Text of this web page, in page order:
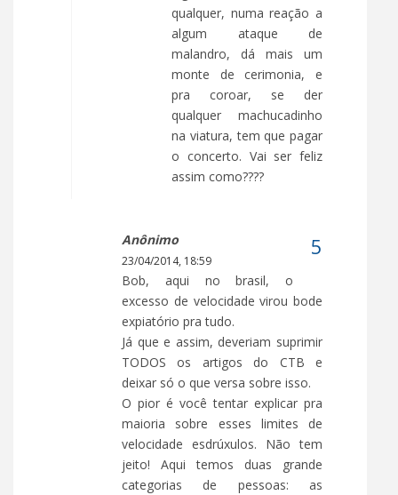
qualquer, numa reação a
algum ataque de
malandro, dá mais um
monte de cerimonia, e
pra coroar, se der
qualquer machucadinho
na viatura, tem que pagar
o concerto. Vai ser feliz
assim como????
Anônimo
23/04/2014, 18:59
Bob, aqui no brasil, o
excesso de velocidade virou bode
expiatório pra tudo.
Já que e assim, deveriam suprimir
TODOS os artigos do CTB e
deixar só o que versa sobre isso.
O pior é você tentar explicar pra
maioria sobre esses limites de
velocidade esdrúxulos. Não tem
jeito! Aqui temos duas grande
categorias de pessoas: as